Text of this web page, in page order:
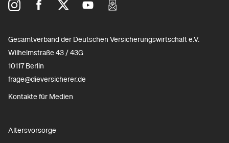
Gesamtverband der Deutschen Versicherungswirtschaft e.V.
Wilhelmstraße 43 / 43G
10117 Berlin
frage@dieversicherer.de
Kontakte für Medien
Altersvorsorge